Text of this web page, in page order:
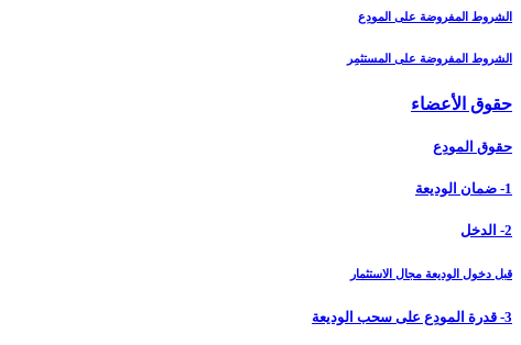
الشروط المفروضة على المودِع
الشروط المفروضة على المستثمِر
حقوق الأعضاء
حقوق المودِع
1- ضمان الوديعة
2- الدخل
قبل دخول الوديعة مجال الاستثمار
3- قدرة المودِع على سحب الوديعة